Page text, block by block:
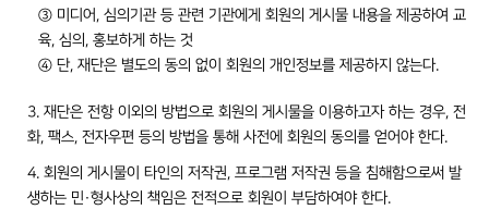
③ 미디어, 심의기관 등 관련 기관에게 회원의 게시물 내용을 제공하여 교
육, 심의, 홍보하게 하는 것
④ 단, 재단은 별도의 동의 없이 회원의 개인정보를 제공하지 않는다.
3. 재단은 전항 이외의 방법으로 회원의 게시물을 이용하고자 하는 경우, 전
화, 팩스, 전자우편 등의 방법을 통해 사전에 회원의 동의를 얻어야 한다.
4. 회원의 게시물이 타인의 저작권, 프로그램 저작권 등을 침해함으로써 발
생하는 민·형사상의 책임은 전적으로 회원이 부담하여야 한다.